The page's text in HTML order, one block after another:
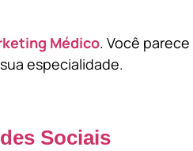
Médico. Você
especialidade.
Sociais